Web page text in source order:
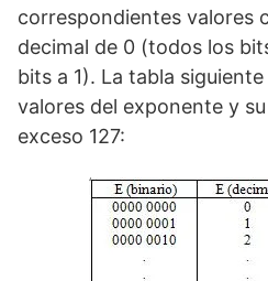
correspondientes valores
decimal de 0 (todos los
bits a 1). La tabla
valores del exponente y
exceso 127: